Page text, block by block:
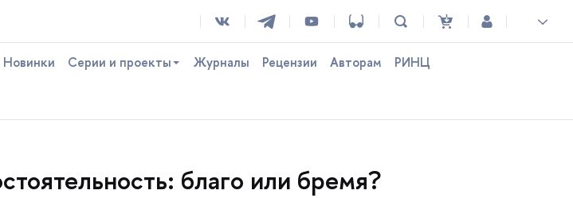
Новинки Серии и проекты Журналы Рецензии Авторам РИНЦ
благо или бремя?